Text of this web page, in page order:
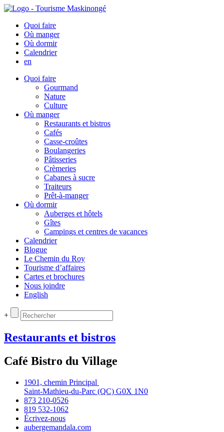
Quoi faire
Où manger
Où dormir
Calendrier
en
Quoi faire
Gourmand
Nature
Culture
Où manger
Restaurants et bistros
Cafés
Casse-croûtes
Boulangeries
Pâtisseries
Crèmeries
Cabanes à sucre
Traiteurs
Prêt-à-manger
Où dormir
Auberges et hôtels
Gîtes
Campings et centres de vacances
Calendrier
Blogue
Le Chemin du Roy
Tourisme d’affaires
Cartes et brochures
Nous joindre
English
+
Restaurants et bistros
Café Bistro du Village
1901, chemin Principal
Saint‑Mathieu‑du‑Parc (QC) G0X 1N0
873 210‑0526
819 532‑1062
Écrivez‑nous
aubergemandala.com